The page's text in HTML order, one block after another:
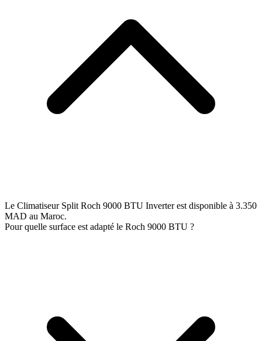
Le Climatiseur Split Roch 9000 BTU Inverter est disponible à 3.350
MAD au Maroc.
Pour quelle surface est adapté le Roch 9000 BTU ?